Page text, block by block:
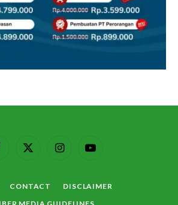
X
InstagramYouTube
CONTACT
DISCLAIMER